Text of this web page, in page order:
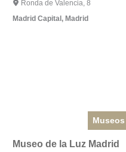
Ronda de Valencia, 8
Madrid Capital , Madrid
Museos
Museo de la Luz Madrid